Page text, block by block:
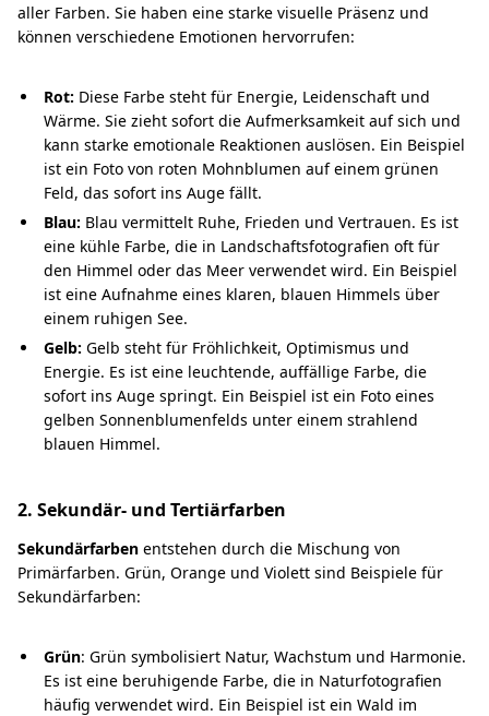
aller Farben. Sie haben eine starke visuelle Präsenz und
können verschiedene Emotionen hervorrufen:
Rot: Diese Farbe steht für Energie, Leidenschaft und
Wärme. Sie zieht sofort die Aufmerksamkeit auf sich und
kann starke emotionale Reaktionen auslösen. Ein Beispiel
ist ein Foto von roten Mohnblumen auf einem grünen
Feld, das sofort ins Auge fällt.
Blau: Blau vermittelt Ruhe, Frieden und Vertrauen. Es ist
eine kühle Farbe, die in Landschaftsfotografien oft für
den Himmel oder das Meer verwendet wird. Ein Beispiel
ist eine Aufnahme eines klaren, blauen Himmels über
einem ruhigen See.
Gelb: Gelb steht für Fröhlichkeit, Optimismus und
Energie. Es ist eine leuchtende, auffällige Farbe, die
sofort ins Auge springt. Ein Beispiel ist ein Foto eines
gelben Sonnenblumenfelds unter einem strahlend
blauen Himmel.
2. Sekundär- und Tertiärfarben
Sekundärfarben entstehen durch die Mischung von
Primärfarben. Grün, Orange und Violett sind Beispiele für
Sekundärfarben:
Grün: Grün symbolisiert Natur, Wachstum und Harmonie.
Es ist eine beruhigende Farbe, die in Naturfotografien
häufig verwendet wird. Ein Beispiel ist ein Wald im